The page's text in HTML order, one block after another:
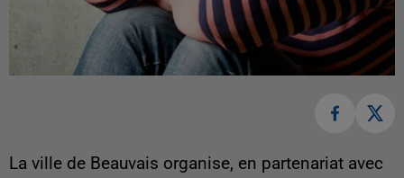
La ville de Beauvais organise, en partenariat avec